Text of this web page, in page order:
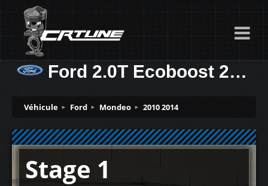
Ford 2.0T Ecoboost 240ch
Véhicule Ford Mondeo 2010 2014
Stage 1